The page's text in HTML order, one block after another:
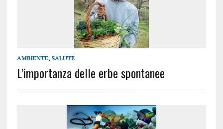
AMBIENTE, SALUTE
L’importanza delle erbe spontanee